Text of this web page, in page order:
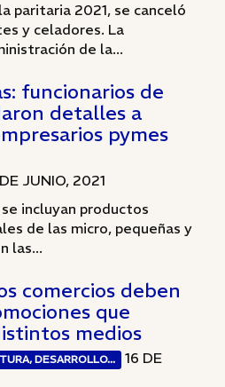
paritaria 2021, se canceló
y celadores. La
de la...
funcionarios de
detalles a
pymes
JUNIO, 2021
incluyan productos
de las micro, pequeñas y
las...
comercios deben
que
medios
DESARROLLO...
16 DE